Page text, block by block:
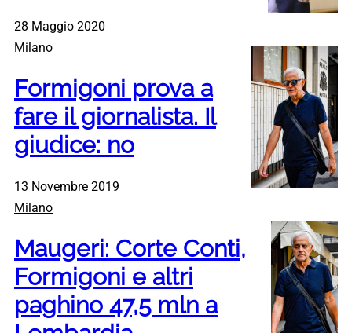
28 Maggio 2020
Milano
Formigoni prova a
fare il giornalista. Il
giudice: no
13 Novembre 2019
Milano
Maugeri: Corte Conti,
Formigoni e altri
paghino 47,5 mln a